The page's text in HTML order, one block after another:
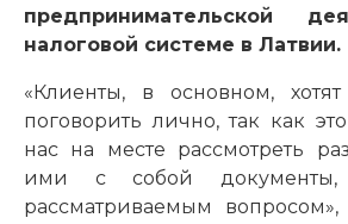
предпринимательской
налоговой системе в Латвии.
«Клиенты, в основном, хотят
поговорить лично, так как
нас на месте рассмотреть
ими с собой документы,
рассматриваемым вопросом»,